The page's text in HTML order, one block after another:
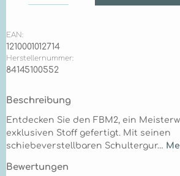
EAN:
1210001012714
Herstellernummer:
84145100552
Beschreibung
Entdecken Sie den FBM2, ein
exklusiven Stoff gefertigt. Mit seinen
schiebeverstellbaren Schultergur…
Bewertungen